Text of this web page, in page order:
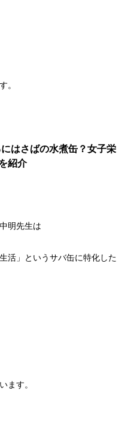
。
はさばの水煮缶？女子栄
紹介
明先生は
活」というサバ缶に特化した
ます。